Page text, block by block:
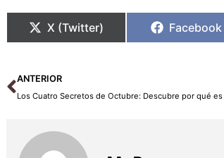
X (Twitter) Facebook
Ant
ANTERIOR